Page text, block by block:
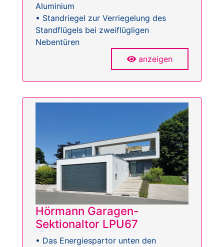
Aluminium
• Standriegel zur Verriegelung des
Standflügels bei zweiflügligen
Nebentüren
anzeigen
Hörmann Garagen-
Sektionaltor LPU67
• Das Energiespartor unten den